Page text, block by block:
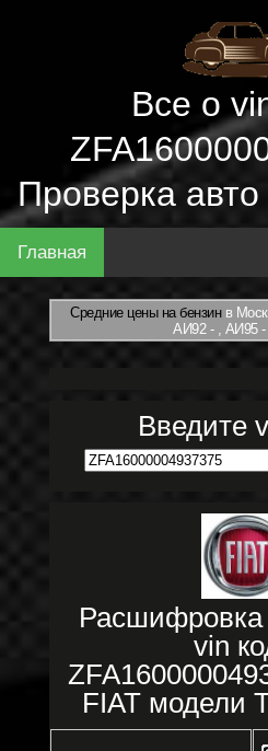
Все о
Проверка
Главная
Средние цены на бензинв
АИ92 - , АИ95
Введите
Расшифровка
vin
FIAT модели